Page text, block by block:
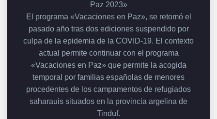
Paz 2023»
El programa «Vacaciones en Paz», se retomó el
pasado año tras dos ediciones suspendido por
culpa de la epidemia de la COVID-19. El contexto
actual permite continuar con el programa
«Vacaciones en Paz» que permite la acogida
temporal por familias españolas de menores
procedentes de los campamentos de refugiados
saharauis situados en la provincia argelina de
Tinduf.